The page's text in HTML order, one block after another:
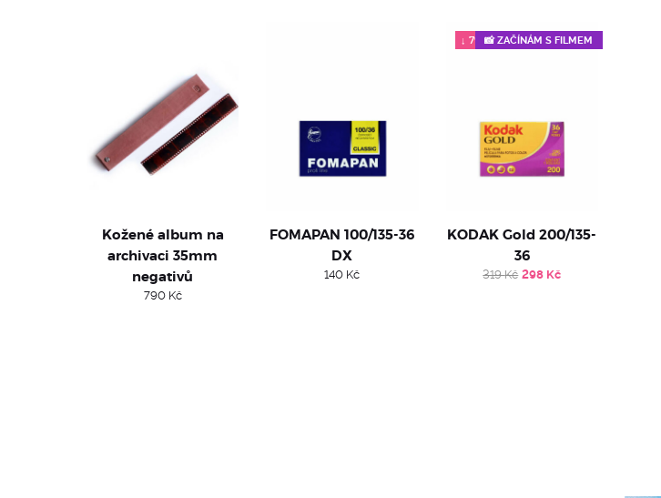
Kožené album na
archivaci 35mm
negativů
790 Kč
FOMAPAN 100/135-36
DX
140 Kč
📸 ZAČÍNÁM S FILMEM
↓ 7%
KODAK Gold 200/135-
36
319Kč Original
298 KčCurrent